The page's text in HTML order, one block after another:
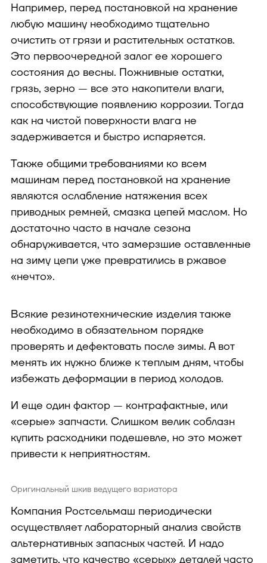
Например, перед постановкой на хранение
любую машину необходимо тщательно
очистить от грязи и растительных остатков.
Это первоочередной залог ее хорошего
состояния до весны. Пожнивные остатки,
грязь, зерно — все это накопители влаги,
способствующие появлению коррозии. Тогда
как на чистой поверхности влага не
задерживается и быстро испаряется.
Также общими требованиями ко всем
машинам перед постановкой на хранение
являются ослабление натяжения всех
приводных ремней, смазка цепей маслом. Но
достаточно часто в начале сезона
обнаруживается, что замерзшие оставленные
на зиму цепи уже превратились в ржавое
«нечто».
Всякие резинотехнические изделия также
необходимо в обязательном порядке
проверять и дефектовать после зимы. А вот
менять их нужно ближе к теплым дням, чтобы
избежать деформации в период холодов.
И еще один фактор — контрафактные, или
«серые» запчасти. Слишком велик соблазн
купить расходники подешевле, но это может
привести к неприятностям.
Оригинальный шкив ведущего вариатора
Компания Ростсельмаш периодически
осуществляет лабораторный анализ свойств
альтернативных запасных частей. И надо
заметить, что качество «серых» деталей часто